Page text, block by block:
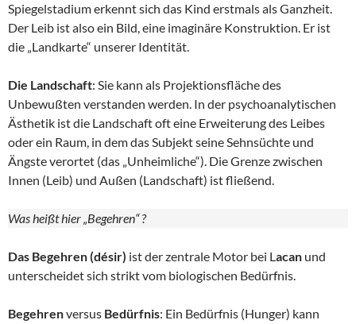
Spiegelstadium erkennt sich das Kind erstmals als Ganzheit.
Der Leib ist also ein Bild, eine imaginäre Konstruktion. Er ist
die „Landkarte“ unserer Identität.
Die Landschaft: Sie kann als Projektionsfläche des
Unbewußten verstanden werden. In der psychoanalytischen
Ästhetik ist die Landschaft oft eine Erweiterung des Leibes
oder ein Raum, in dem das Subjekt seine Sehnsüchte und
Ängste verortet (das „Unheimliche“). Die Grenze zwischen
Innen (Leib) und Außen (Landschaft) ist fließend.
Was heißt hier „Begehren“ ?
Das Begehren (désir) ist der zentrale Motor bei Lacan und
unterscheidet sich strikt vom biologischen Bedürfnis.
Begehrenversus Bedürfnis: Ein Bedürfnis (Hunger) kann